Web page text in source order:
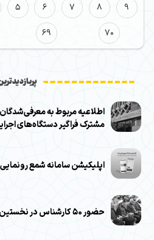
5 6 7 8
9
69 70
اطلاعیه مربوط به
مشترک فراگیر دستگاه‌های
اپلیکیشن سامانه شمع
حضور ۵۰ کارشناس در نخستین رویداد منطقه‌ای قرآنی